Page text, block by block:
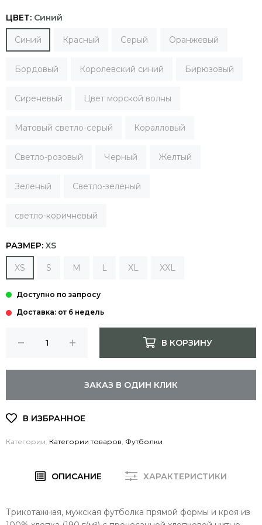
ЦВЕТ: Синий
Синий Красный Серый Оранжевый
Бордовый Королевский синий Бирюзовый
Сиреневый Цвет морской волны
Матовый cветло-серый Коралловый
Светло-розовый Черный Желтый
Зеленый Светло-зеленый
светло-коричневый
РАЗМЕР: XS
XS S M L XL XXL
Доставка: от 6 недель
В КОРЗИНУ
ЗАКАЗ В ОДИН КЛИК
Категории: Категории товаров Футболки
ОПИСАНИЕ ХАРАКТЕРИСТИКИ
Трикотажная, мужская футболка прямой ​​формы и кроя из